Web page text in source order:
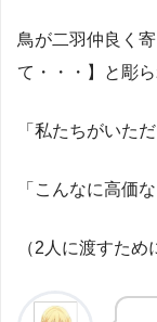
鳥が二羽仲良く
て・・・】と彫ら
「私たちがいた
「こんなに高価
（2人に渡すため